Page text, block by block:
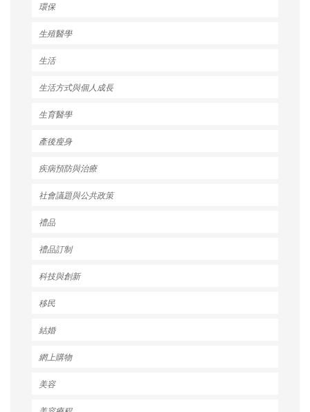
環保
生殖醫學
生活
生活方式與個人成長
生育醫學
產後瘦身
疾病預防與治療
社會議題與公共政策
禮品
禮品訂制
科技與創新
移民
結婚
網上購物
美容